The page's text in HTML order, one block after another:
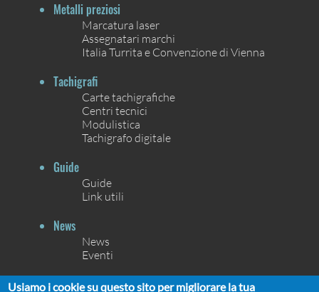
Metalli preziosi
Marcatura laser
Assegnatari marchi
Italia Turrita e Convenzione di Vienna
Tachigrafi
Carte tachigrafiche
Centri tecnici
Modulistica
Tachigrafo digitale
Guide
Guide
Link utili
News
News
Eventi
Contatti
Usiamo i cookie su questo sito per migliorare la tua